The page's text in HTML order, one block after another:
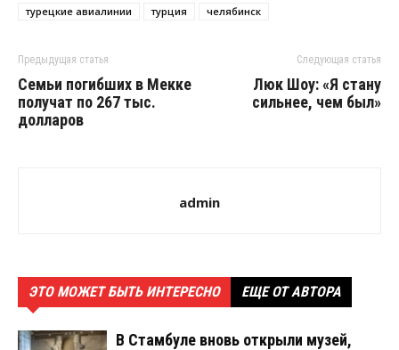
турецкие авиалинии
турция челябинск
Предыдущая статья
Семьи погибших в Мекке
получат по 267 тыс.
долларов
Следующая статья
Люк Шоу: «Я стану
сильнее, чем был»
admin
ЭТО МОЖЕТ БЫТЬ ИНТЕРЕСНО ЕЩЕ ОТ АВТОРА
В Стамбуле вновь открыли музей,